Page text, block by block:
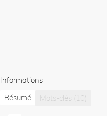
Informations
Résumé
Mots-clés (10)